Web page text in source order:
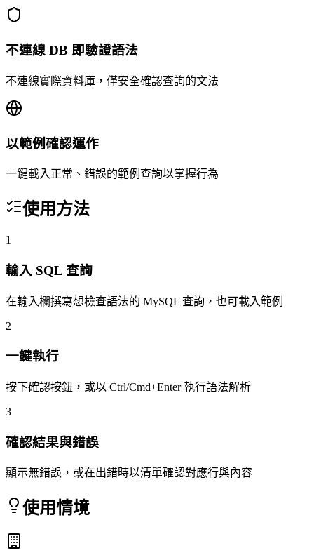
不連線 DB 即驗證語法
不連線實際資料庫，僅安全確認查詢的文法
以範例確認運作
一鍵載入正常、錯誤的範例查詢以掌握行為
使用方法
1
輸入 SQL 查詢
在輸入欄撰寫想檢查語法的 MySQL 查詢，也可載入範例
2
一鍵執行
按下確認按鈕，或以 Ctrl/Cmd+Enter 執行語法解析
3
確認結果與錯誤
顯示無錯誤，或在出錯時以清單確認對應行與內容
使用情境